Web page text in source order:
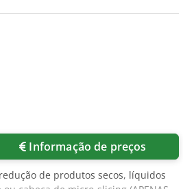
Informação de preços
de produtos secos, líquidos